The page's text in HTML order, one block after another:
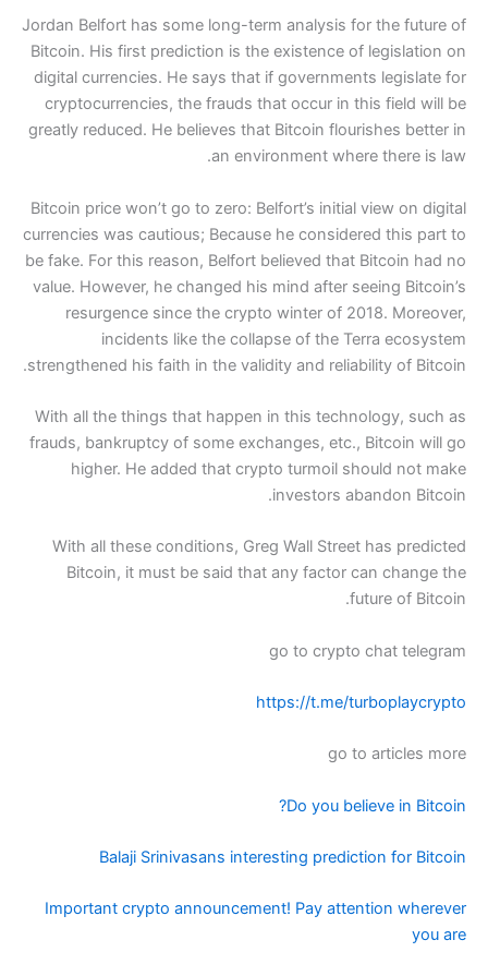
Jordan Belfort has some
Bitcoin. His first prediction
digital currencies. He says
cryptocurrencies, the
greatly reduced. He believes
an
Bitcoin price won’t go to
currencies was cautious;
be fake. For this reason,
value. However, he changed
resurgence since the
incidents like the
strengthened his faith in the
With all the things that
frauds, bankruptcy of some
higher. He added that
With all these conditions,
Bitcoin, it must be said
Balaji Srinivasans
Important crypto